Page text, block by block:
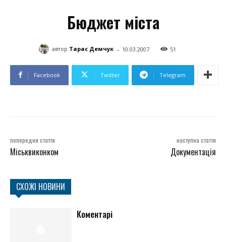
Бюджет міста
автор Тарас Демчук - 10.03.2007 51
Facebook Twitter Telegram
попередня стаття
Міськвиконком
наступна стаття
Документація
СХОЖІ НОВИНИ
Коментарі